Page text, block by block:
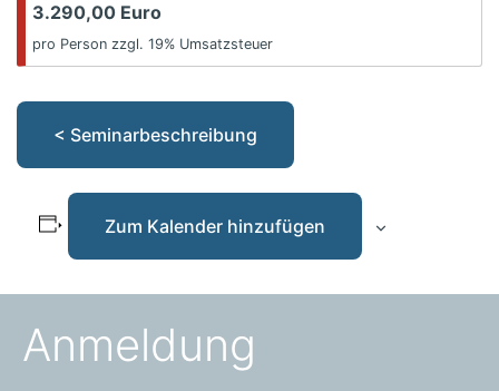
3.290,00 Euro
pro Person zzgl. 19% Umsatzsteuer
< Seminarbeschreibung
Zum Kalender hinzufügen
Anmeldung